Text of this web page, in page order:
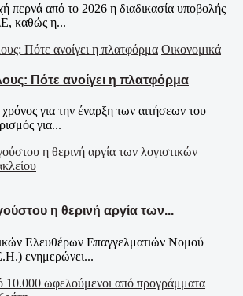
περνά από το 2026 η διαδικασία υποβολής
καθώς η...
Οικονομικά
Πότε ανοίγει η πλατφόρμα
για την έναρξη των αιτήσεων του
για...
η θερινή αργία των...
Ελευθέρων Επαγγελματιών Νομού
ενημερώνει...